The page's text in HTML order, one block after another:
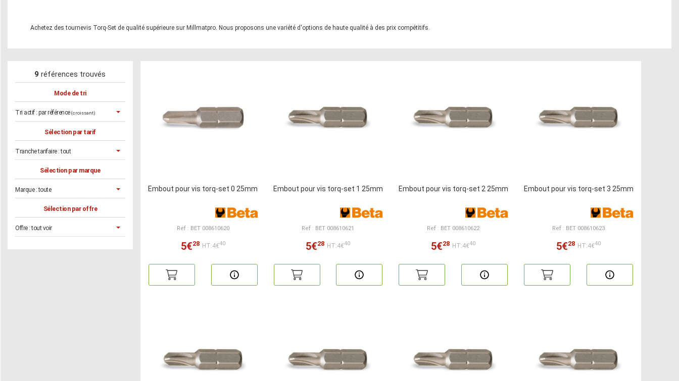
Achetez des tournevis Torq-Set de qualité supérieure sur Millmatpro. Nous proposons une variété d'options de haute qualité à des prix compétitifs.
9 références trouvés
Mode de tri
Tri actif : par référence (croissant)
Sélection par tarif
Tranche tarifaire :tout
Sélection par marque
Marque :toute
Sélection par offre
Offre :tout voir
Embout pour vis torq-set 0 25mm
Ref : BET 008610620
5€28 HT:4€40
Embout pour vis torq-set 1 25mm
Ref : BET 008610621
5€28 HT:4€40
Embout pour vis torq-set 2 25mm
Ref : BET 008610622
5€28 HT:4€40
Embout pour vis torq-set 3 25mm
Ref : BET 008610623
5€28 HT:4€40